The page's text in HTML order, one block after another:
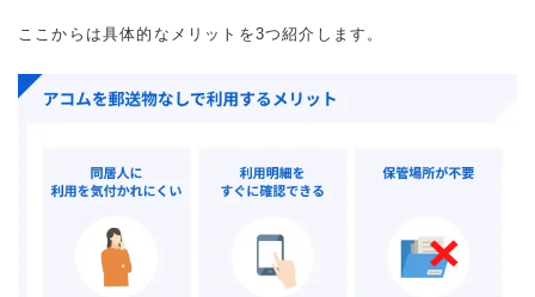
ここからは具体的なメリットを3つ紹介します。